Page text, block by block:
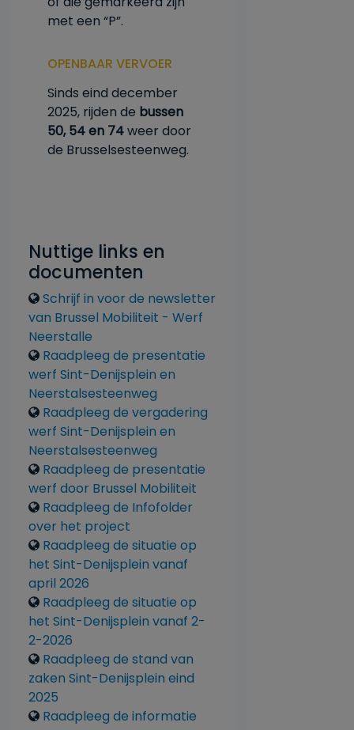
met een “P”.
OPENBAAR VERVOER
Sinds eind december
2025, rijden de bussen
50, 54 en 74weer door
de Brusselsesteenweg.
Nuttige links en
documenten
LiensSchrijf in voor de newsletter
van Brussel Mobiliteit - Werf
Neerstalle
Raadpleeg de presentatie
werf Sint-Denijsplein en
Neerstalsesteenweg
Raadpleeg de vergadering
werf Sint-Denijsplein en
Neerstalsesteenweg
Raadpleeg de presentatie
werf door Brussel Mobiliteit
Raadpleeg de Infofolder
over het project
Raadpleeg de situatie op
het Sint-Denijsplein vanaf
april 2026
Raadpleeg de situatie op
het Sint-Denijsplein vanaf 2-
2-2026
Raadpleeg de stand van
zaken Sint-Denijsplein eind
2025
Raadpleeg de informatie